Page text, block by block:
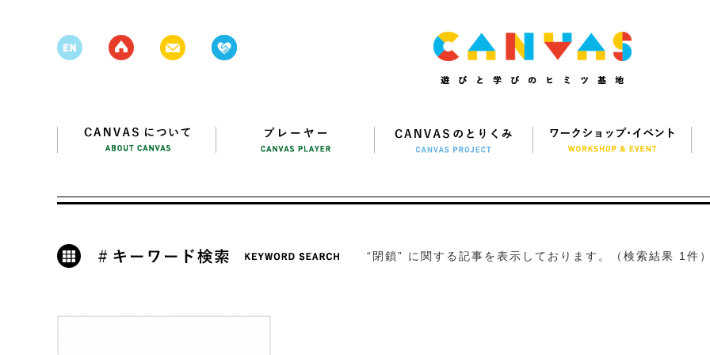
“閉鎖” に関する記事を表示しております。（検索結果 1件